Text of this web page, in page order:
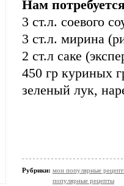
Нам
3 ст.л. соевого
3 ст.л. мирина
2 ст.л саке
450 гр куриных
зеленый лук,
Рубрики: мои популярные
популярные рецепты